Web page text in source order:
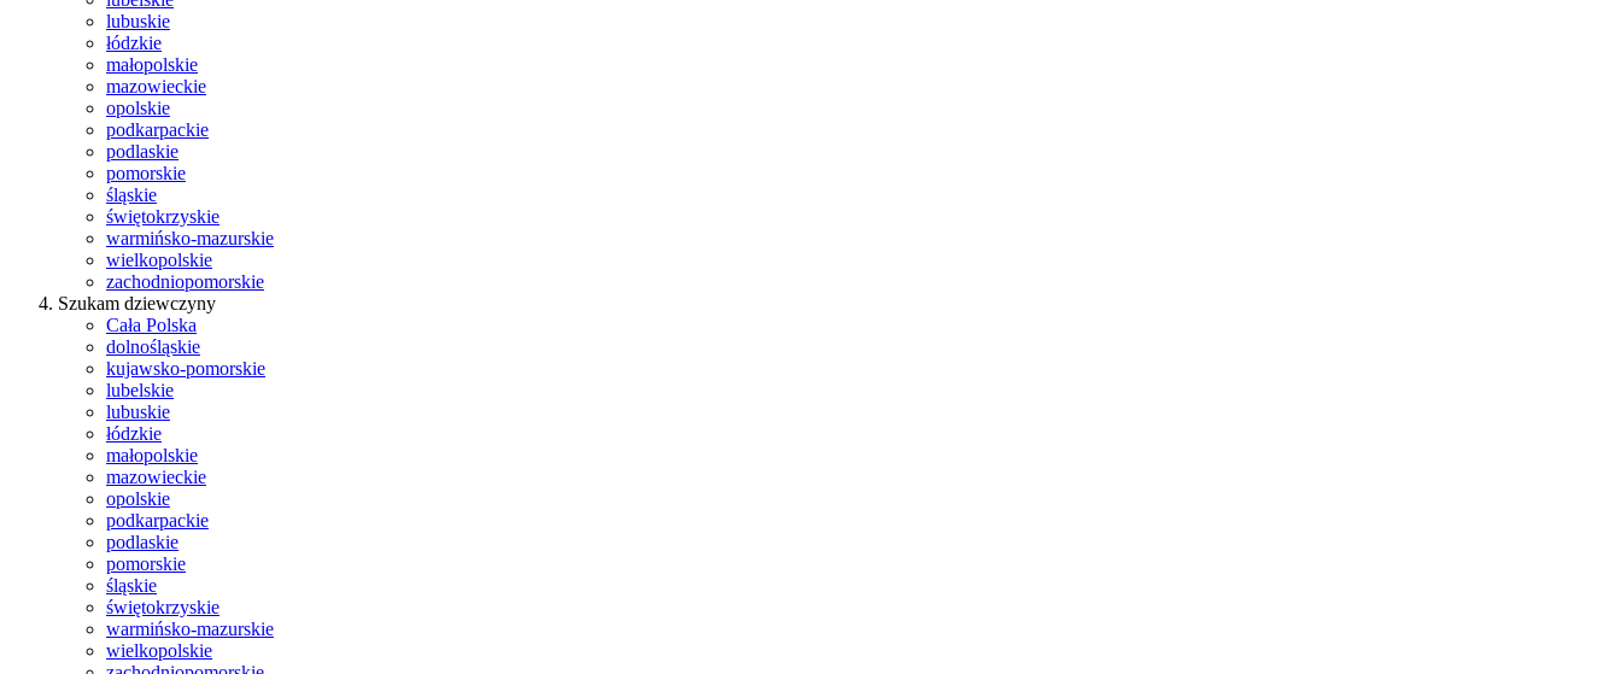
lubuskie
łódzkie
małopolskie
mazowieckie
opolskie
podkarpackie
podlaskie
pomorskie
śląskie
świętokrzyskie
warmińsko-mazurskie
wielkopolskie
zachodniopomorskie
Szukam dziewczyny
Cała Polska
dolnośląskie
kujawsko-pomorskie
lubelskie
lubuskie
łódzkie
małopolskie
mazowieckie
opolskie
podkarpackie
podlaskie
pomorskie
śląskie
świętokrzyskie
warmińsko-mazurskie
wielkopolskie